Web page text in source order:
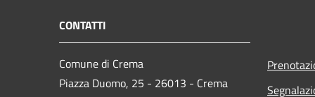
CONTATTI
Comune di Crema
Piazza Duomo, 25 - 26013 - Crema